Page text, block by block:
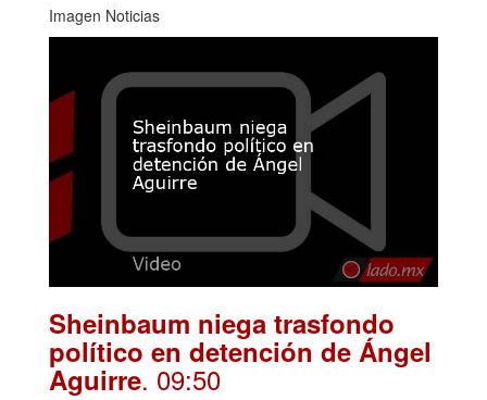
Imagen Noticias
Sheinbaum niega trasfondo
político en detención de Ángel
Aguirre. 09:50